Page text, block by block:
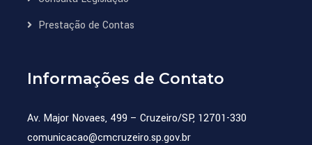
Prestação de Contas
Informações de Contato
Av. Major Novaes, 499 – Cruzeiro/SP, 12701-330
comunicacao@cmcruzeiro.sp.gov.br